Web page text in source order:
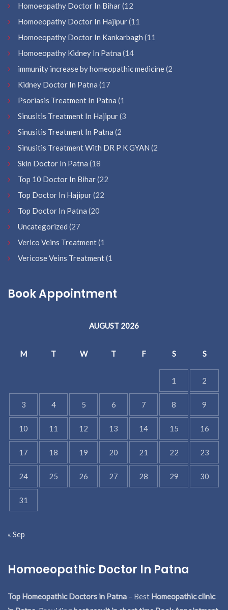
Homoeopathy Doctor In Bihar(12
Homoeopathy Doctor In Hajipur(11
Homoeopathy Doctor In Kankarbagh (11
Homoeopathy Kidney In Patna (14
immunity increase by homeopathic medicine(2
Kidney Doctor In Patna (17
Psoriasis Treatment In Patna (1
Sinusitis Treatment In Hajipur(3
Sinusitis Treatment In Patna (2
Sinusitis Treatment With DR P K GYAN (2
Skin Doctor In Patna (18
Top 10 Doctor In Bihar(22
Top Doctor In Hajipur(22
Top Doctor In Patna (20
Uncategorized (27
Verico Veins Treatment(1
Vericose Veins Treatment(1
Book Appointment
AUGUST 2026
M T W T F S S
1 2
3 4 5 6 7 8 9
10 11 12 13 14 15 16
17 18 19 20 21 22 23
24 25 26 27 28 29 30
31
« Sep
Homoeopathic Doctor In Patna
Top Homeopathic Doctors in Patna – Best Homeopathic clinic